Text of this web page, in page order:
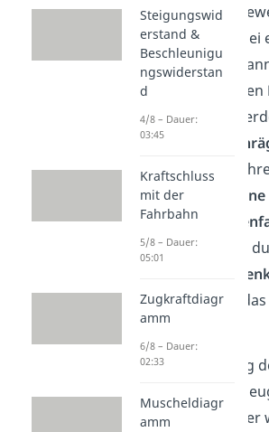
Querrichtung
beispielsweise bei
Kurvenfahrt –
das Lenkrad einen
Durch diesen
Vorderräder
ausgerichtet.
dann wirken
schnellen
dieVorderräder
beschleunigen
Querrichtung
Eine Berechnung
das ganze
aufwendig. Daher
Steigungswid
erstand &
Beschleunigu
ngswiderstan
d
4/8 – Dauer:
03:45
Kraftschluss
mit der
Fahrbahn
5/8 – Dauer:
05:01
Zugkraftdiagr
amm
6/8 – Dauer:
02:33
Muscheldiagr
amm